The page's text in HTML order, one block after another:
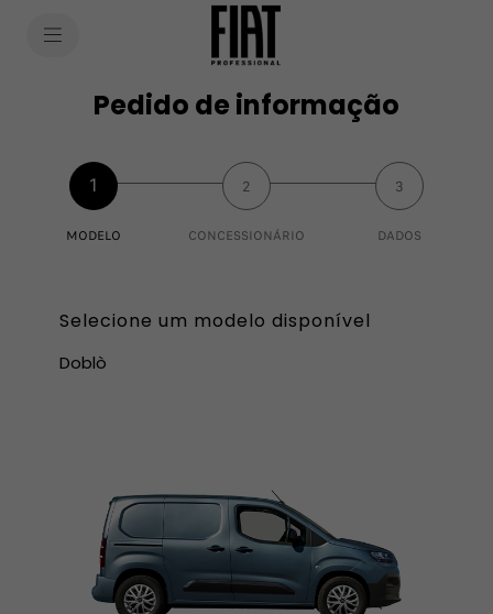
Pedido de informação
1
MODELO
2
CONCESSIONÁRIO
3
DADOS
Selecione um modelo disponível
Doblò